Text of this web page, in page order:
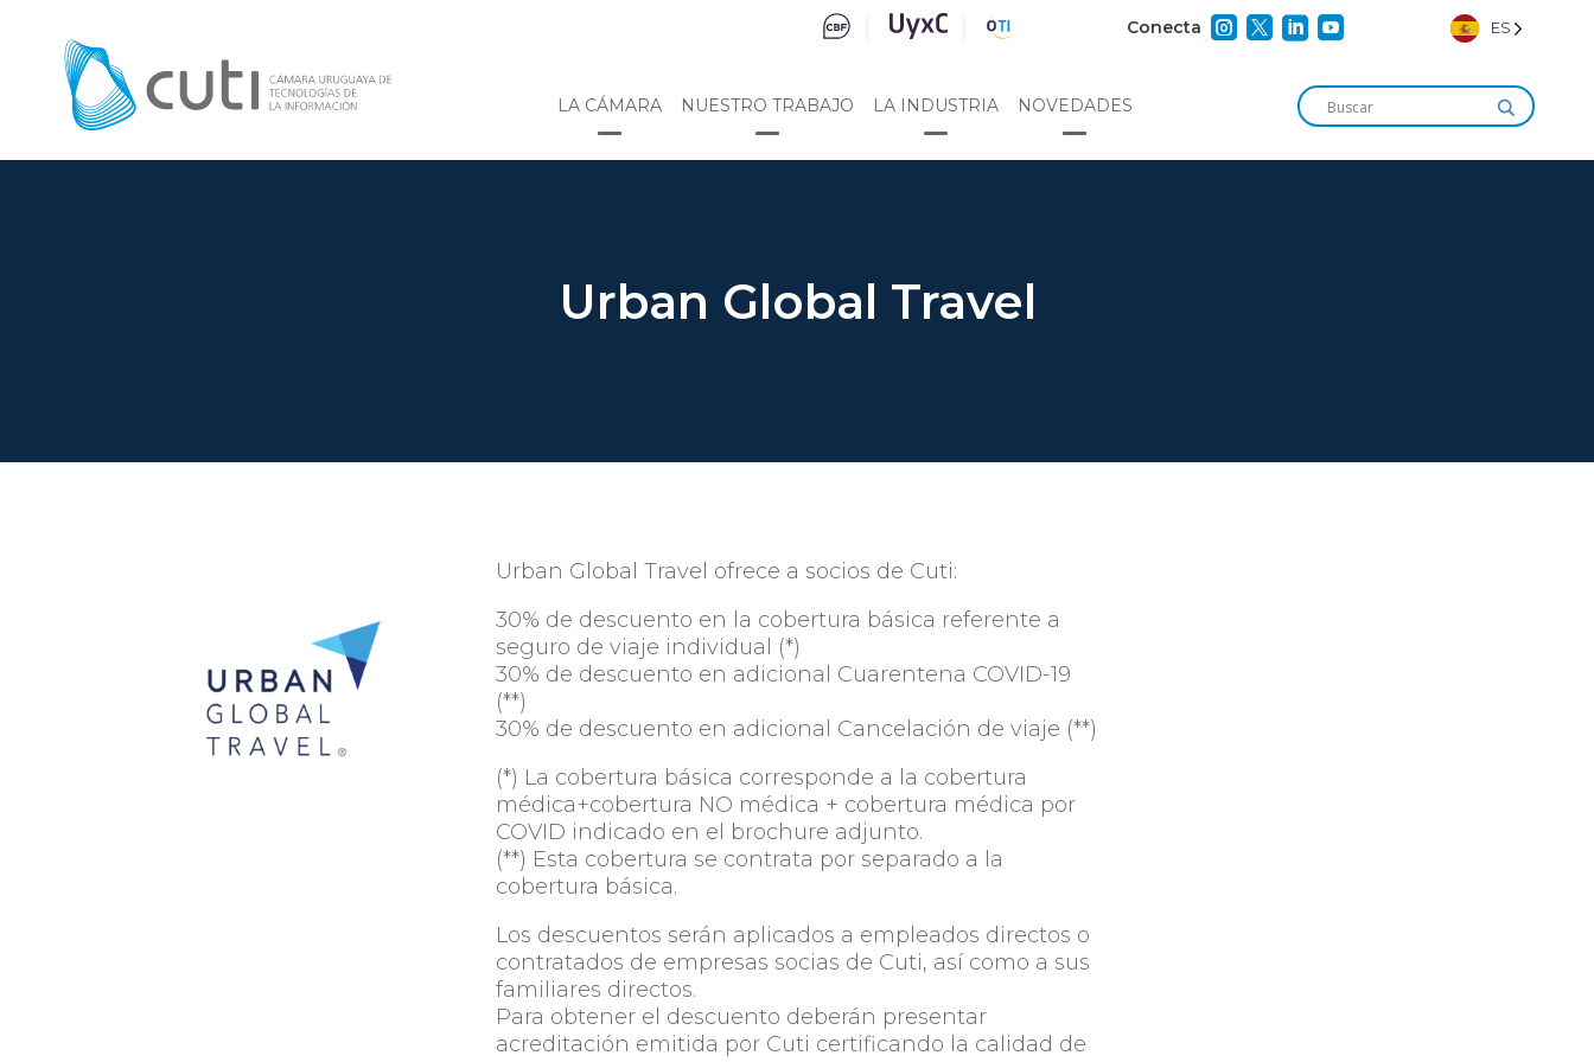
Conecta     ES
LA CÁMARA NUESTRO TRABAJO LA INDUSTRIA NOVEDADES
Urban Global Travel
Urban Global Travel ofrece a socios de Cuti:
30% de descuento en la cobertura básica referente a
seguro de viaje individual (*)
30% de descuento en adicional Cuarentena COVID-19
(**)
30% de descuento en adicional Cancelación de viaje (**)
(*) La cobertura básica corresponde a la cobertura
médica+cobertura NO médica + cobertura médica por
COVID indicado en el brochure adjunto.
(**) Esta cobertura se contrata por separado a la
cobertura básica.
Los descuentos serán aplicados a empleados directos o
contratados de empresas socias de Cuti, así como a sus
familiares directos.
Para obtener el descuento deberán presentar
acreditación emitida por Cuti certificando la calidad de